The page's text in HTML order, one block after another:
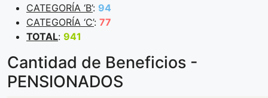
CATEGORÍA ‘B’: 94
CATEGORÍA ‘C’: 77
TOTAL: 941
Cantidad de Beneficios -
PENSIONADOS